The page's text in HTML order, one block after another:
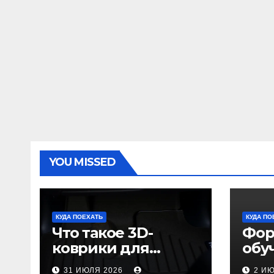
YOU MISSED
КУДА ПОЕХАТЬ
Что такое 3D-
коврики для
автомобиля и
31 ИЮЛЯ 2026
КУДА
2